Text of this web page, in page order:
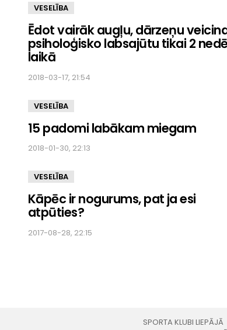
VESELĪBA
Ēdot vairāk augļu, dārzeņu
psiholoģisko labsajūtu tikai 2
laikā
2018-03-17, 21:54
VESELĪBA
15 padomi labākam miegam
2018-01-30, 22:13
VESELĪBA
Kāpēc ir nogurums, pat ja esi
atpūties?
2017-08-28, 22:15
SPORTA KLUBI LIEPĀJĀ